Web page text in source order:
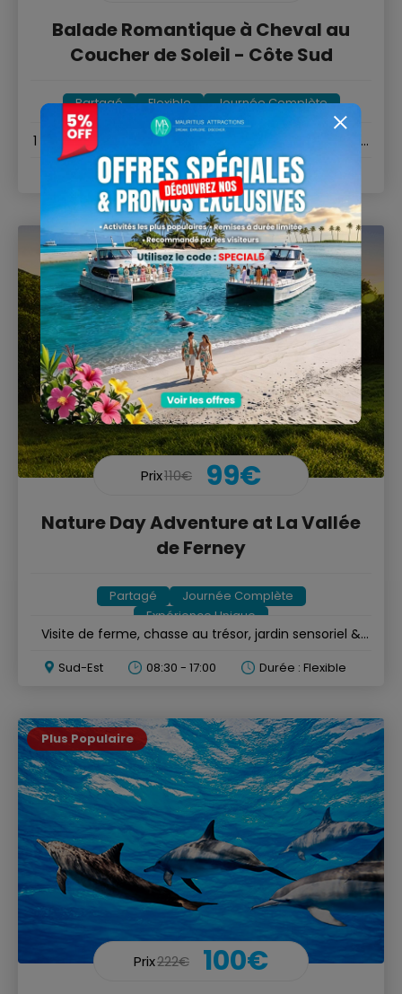
Balade Romantique à Cheval au
Coucher de Soleil - Côte Sud
Partagé Flexible Journée Complète
1 heure de balade au coucher du soleil sur la plage de
Riambel
Sud Durée : 1h
Prix110€ 99€
Nature Day Adventure at La Vallée
de Ferney
Partagé
Journée Complète
Expérience Unique
Visite de ferme, chasse au trésor, jardin sensoriel &
Sud-Est 08:30 - 17:00 Durée : Flexible
Plus Populaire
Prix222€ 100€